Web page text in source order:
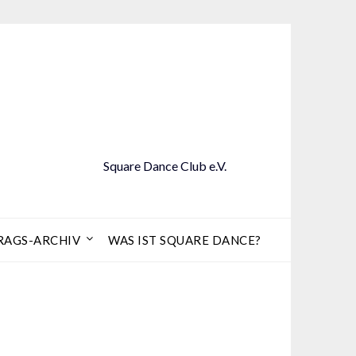
Square Dance Club e.V.
ARCHIV WAS IST SQUARE DANCE?